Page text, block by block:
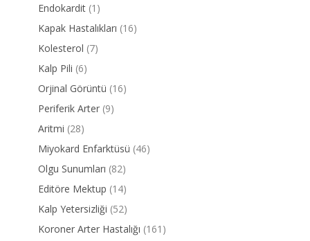
Endokardit (1)
Kapak Hastalıkları (16)
Kolesterol (7)
Kalp Pili (6)
Orjinal Görüntü (16)
Periferik Arter (9)
Aritmi (28)
Miyokard Enfarktüsü (46)
Olgu Sunumları (82)
Editöre Mektup (14)
Kalp Yetersizliği (52)
Koroner Arter Hastalığı (161)